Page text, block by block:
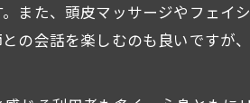
また、頭皮マッサージやフェイ
の会話を楽しむのも良いですが